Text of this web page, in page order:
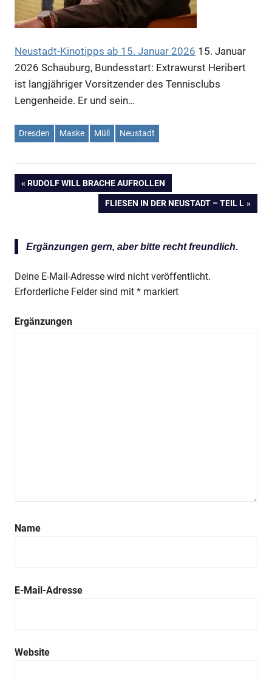
Anzeige
Neustadt-Kinotipps ab 15. Januar 2026 15. Januar
2026 Schauburg, Bundesstart: Extrawurst Heribert
ist langjähriger Vorsitzender des Tennisclubs
Lengenheide. Er und sein…
Dresden Maske Müll Neustadt
Beitragsnavigation
VORHERIGER
RUDOLF WILL BRACHE AUFROLLEN
NÄCHSTER
FLIESEN IN DER NEUSTADT – TEIL L
Ergänzungen gern, aber bitte recht freundlich.
Deine E-Mail-Adresse wird nicht veröffentlicht.
Erforderliche Felder sind mit * markiert
Ergänzungen
Name
E-Mail-Adresse
Website